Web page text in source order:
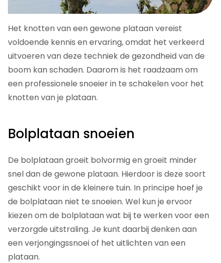
Het knotten van een gewone plataan vereist
voldoende kennis en ervaring, omdat het verkeerd
uitvoeren van deze techniek de gezondheid van de
boom kan schaden. Daarom is het raadzaam om
een professionele snoeier in te schakelen voor het
knotten van je plataan.
Bolplataan snoeien
De bolplataan groeit bolvormig en groeit minder
snel dan de gewone plataan. Hierdoor is deze soort
geschikt voor in de kleinere tuin. In principe hoef je
de bolplataan niet te snoeien. Wel kun je ervoor
kiezen om de bolplataan wat bij te werken voor een
verzorgde uitstraling. Je kunt daarbij denken aan
een verjongingssnoei of het uitlichten van een
plataan.